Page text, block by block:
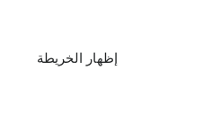
إظهار الخريطة